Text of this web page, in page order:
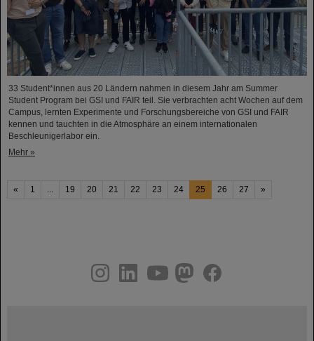
33 Student*innen aus 20 Ländern nahmen in diesem Jahr am Summer
Student Program bei GSI und FAIR teil. Sie verbrachten acht Wochen auf dem
Campus, lernten Experimente und Forschungsbereiche von GSI und FAIR
kennen und tauchten in die Atmosphäre an einem internationalen
Beschleunigerlabor ein.
Mehr »
« 1 ... 19 20 21 22 23 24 25 26 27 »
youtubehelmholtz.socialfacebook